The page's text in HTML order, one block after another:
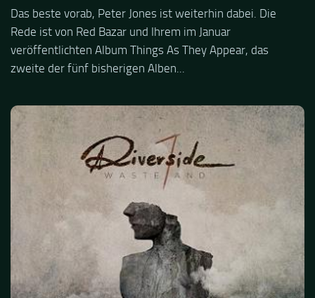
Das beste vorab, Peter Jones ist weiterhin dabei. Die
Rede ist von Red Bazar und Ihrem im Januar
veröffentlichten Album Things As They Appear, das
zweite der fünf bisherigen Alben...